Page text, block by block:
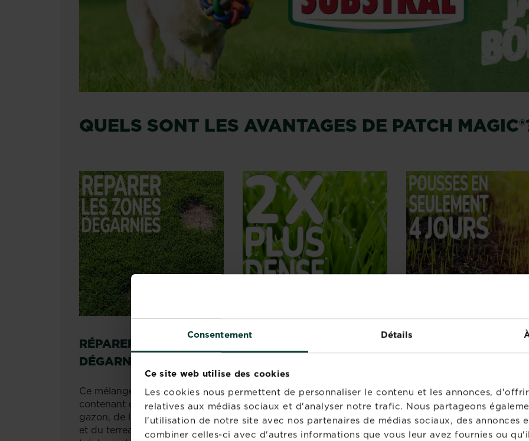
Consentement Détails
Ce site web utilise des cookies
Les cookies nous permettent de personnaliser le contenu et les annonces,
relatives aux médias sociaux et d'analyser notre trafic. Nous partageons
l'utilisation de notre site avec nos partenaires de médias sociaux, des annonces
combiner celles-ci avec d'autres informations que vous leur avez fournies ou
QUELS SONT LES AVANTAGES DE PATCH
RÉPARER LES ZONES
DÉGARNIES
Ce mélange révolutionnaire
contenant des semences du
gazon, de l'engrais, du fixateur
et du terreau pour réparer
POUSSES 2X PLUS
Ce rénovateur prêt à l'emploie
pousse n'importe où, et crée
une belle pelouse verte et 2
fois plus dense. *Résultats
POUSSES EN
Contient un terreau à
fibre de coco, qui
comme une éponge. Il
8 fois son poids en eau